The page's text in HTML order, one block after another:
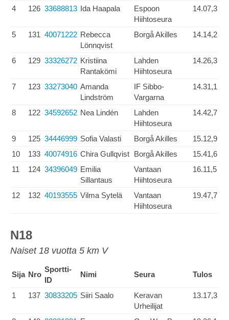
4 126 33688813 Ida Haapala
Espoon
Hiihtoseura
14.07,3
5 131 40071222 Rebecca
Lönnqvist
Borgå Akilles 14.14,2
6 129 33326272 Kristiina
Rantakömi
Lahden
Hiihtoseura
14.26,3
7 123 33273040 Amanda
Lindström
IF Sibbo-
Vargarna
14.31,1
8 122 34592652 Nea Lindén
Lahden
Hiihtoseura
14.42,7
9 125 34446999 Sofia Valasti Borgå Akilles
15.12,9
10
133 40074916 Chira Gullqvist Borgå Akilles
15.41,6
11
124 34396049 Emilia
Sillantaus
Vantaan
Hiihtoseura
16.11,5
12 132 40193555 Vilma Sytelä
Vantaan
Hiihtoseura
19.47,7
N18
Naiset 18 vuotta 5 km V
Sija Nro
Sportti-
ID
Nimi Seura Tulos
1 137 30833205 Siiri Saalo
Keravan
Urheilijat
13.17,3